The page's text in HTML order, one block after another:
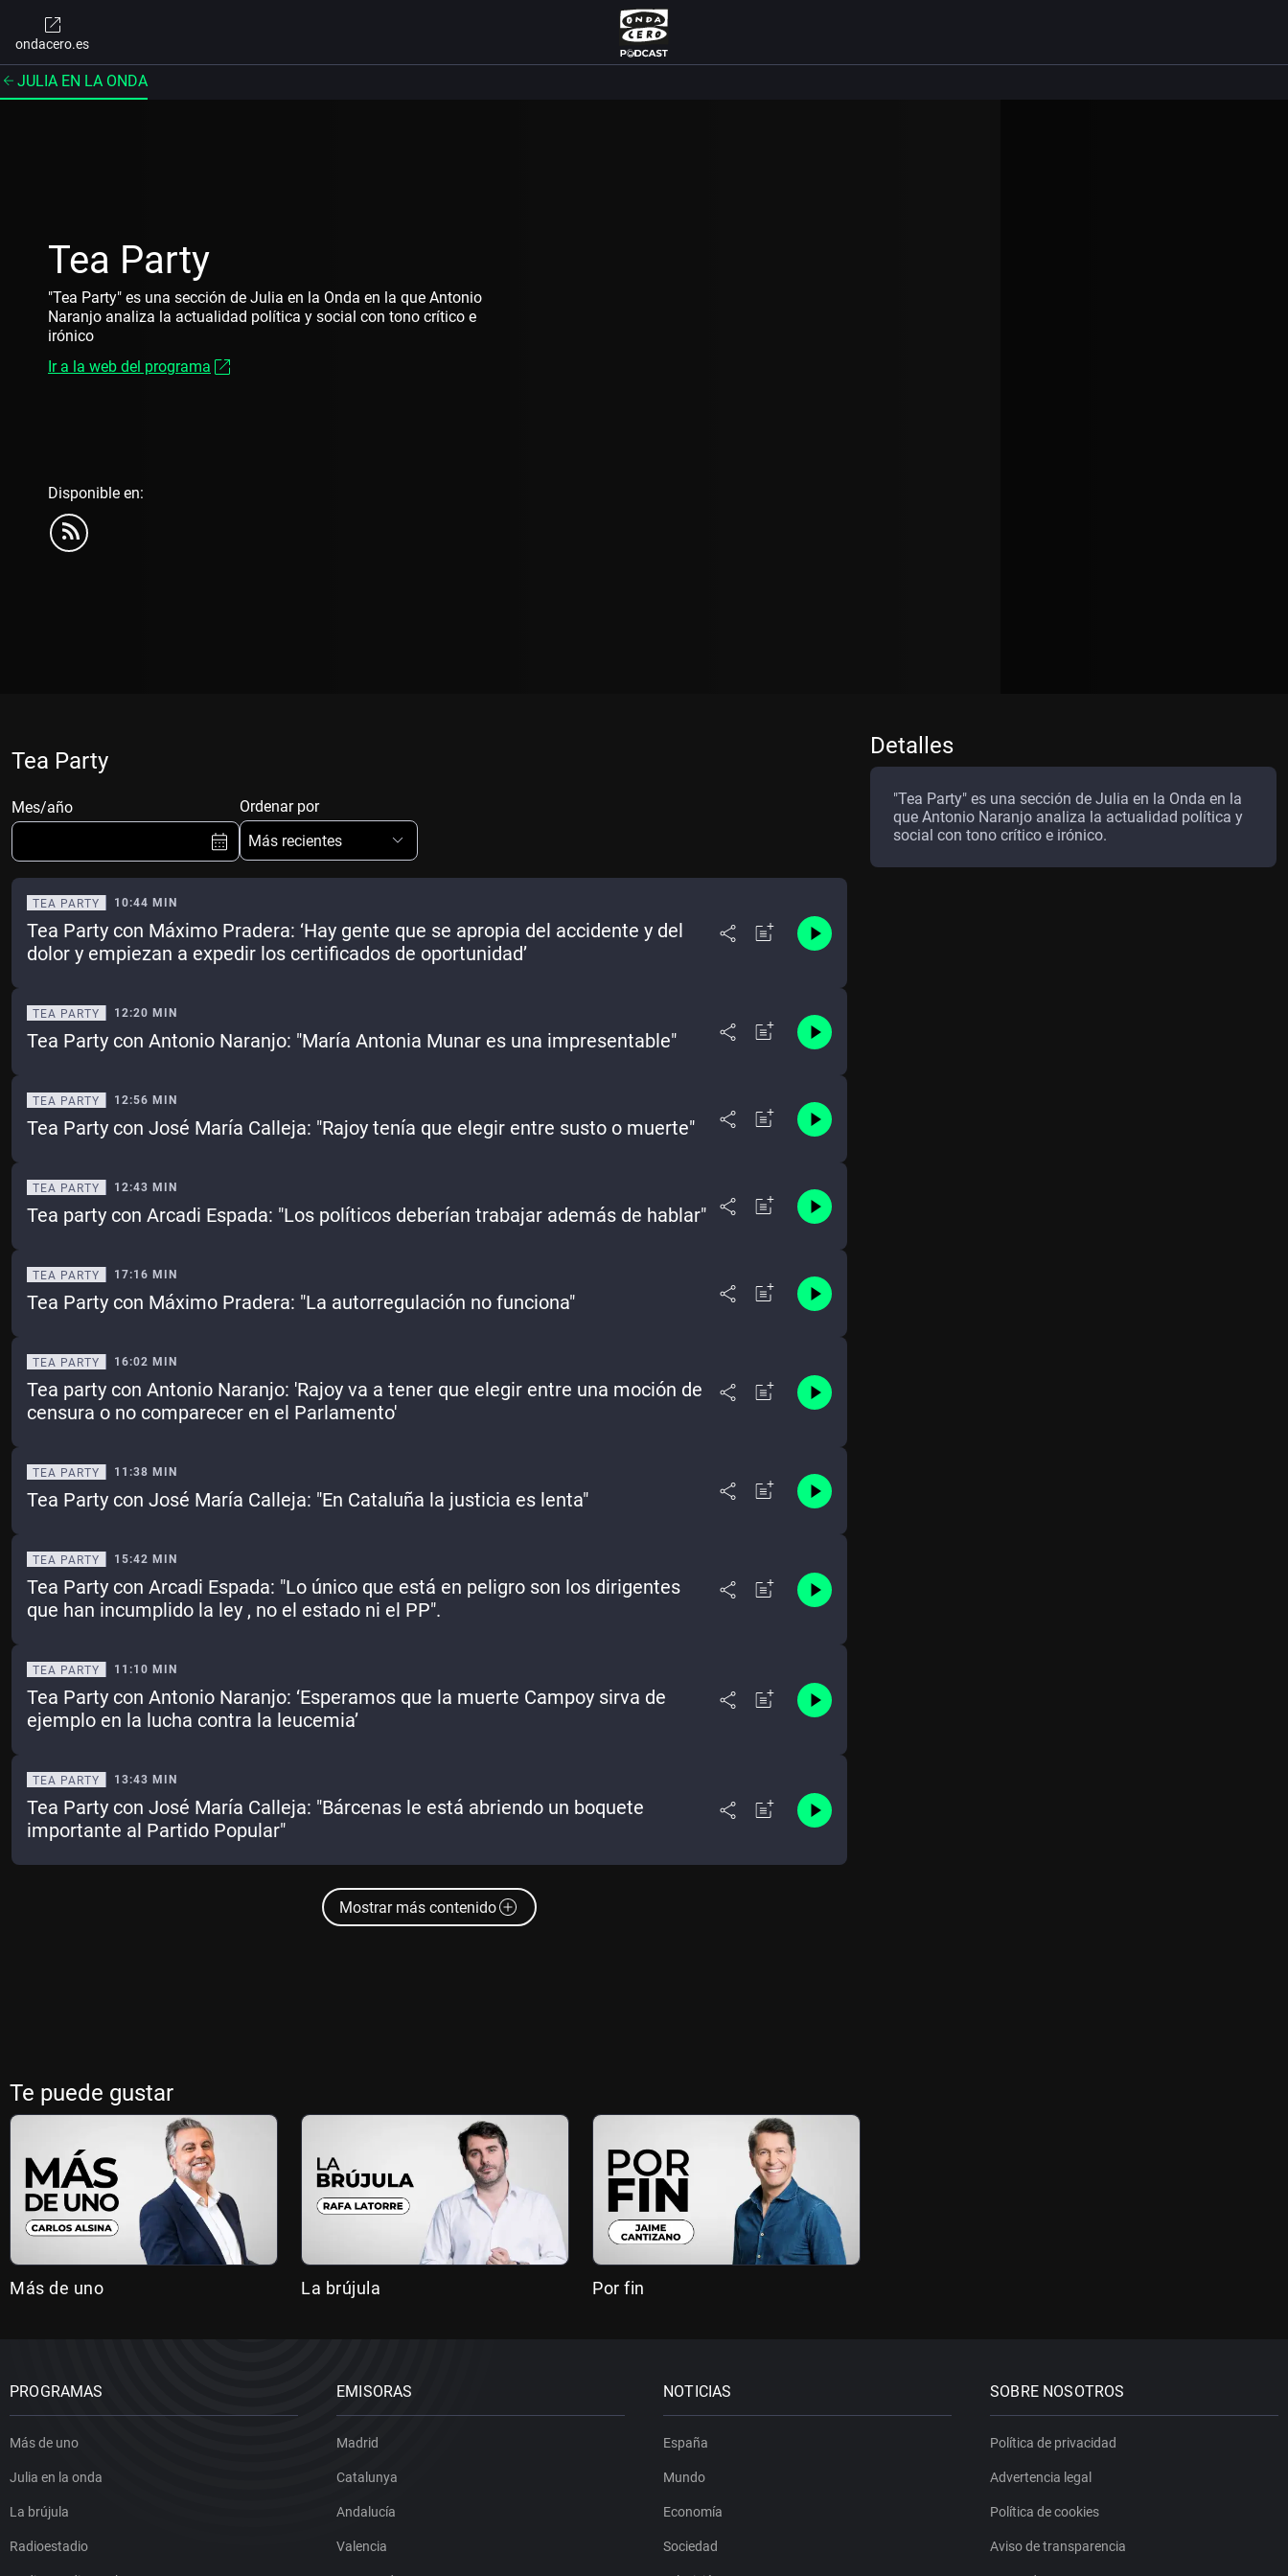
ondacero.es
JULIA EN LA ONDA
Tea Party
"Tea Party" es una sección de Julia en la Onda en la que Antonio
Naranjo analiza la actualidad política y social con tono crítico e
irónico
Ir a la web del programa
Disponible en:
Tea Party
Mes/año
Ene Feb
Sep Oct Nov
Ordenar por
Más recientes
TEA PARTY 10:44 MIN
Tea Party con Máximo Pradera: ‘Hay gente que se apropia del accidente y del
dolor y empiezan a expedir los certificados de oportunidad’
TEA PARTY 12:20 MIN
Tea Party con Antonio Naranjo: "María Antonia Munar es una impresentable"
TEA PARTY 12:56 MIN
Tea Party con José María Calleja: "Rajoy tenía que elegir entre susto o muerte"
TEA PARTY 12:43 MIN
Tea party con Arcadi Espada: "Los políticos deberían trabajar además de hablar"
TEA PARTY 17:16 MIN
Tea Party con Máximo Pradera: "La autorregulación no funciona"
TEA PARTY 16:02 MIN
Tea party con Antonio Naranjo: 'Rajoy va a tener que elegir entre una moción de
censura o no comparecer en el Parlamento'
TEA PARTY 11:38 MIN
Tea Party con José María Calleja: "En Cataluña la justicia es lenta"
TEA PARTY 15:42 MIN
Tea Party con Arcadi Espada: "Lo único que está en peligro son los dirigentes
que han incumplido la ley , no el estado ni el PP".
TEA PARTY 11:10 MIN
Tea Party con Antonio Naranjo: ‘Esperamos que la muerte Campoy sirva de
ejemplo en la lucha contra la leucemia’
TEA PARTY 13:43 MIN
Tea Party con José María Calleja: "Bárcenas le está abriendo un boquete
importante al Partido Popular"
Mostrar más contenido
Detalles
"Tea Party" es una sección de Julia en la Onda en la
que Antonio Naranjo analiza la actualidad política y
social con tono crítico e irónico.
Te puede gustar
Más de uno La brújula Por fin
PROGRAMAS
Más de uno
Julia en la onda
La brújula
Radioestadio
EMISORAS
Madrid
Catalunya
Andalucía
Valencia
NOTICIAS
España
Mundo
Economía
Sociedad
SOBRE NOSOTROS
Política de privacidad
Advertencia legal
Política de cookies
Aviso de transparencia